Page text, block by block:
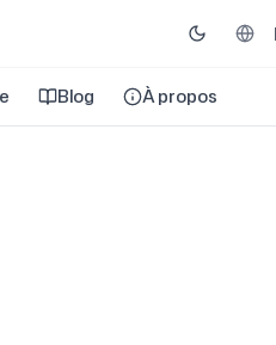
Blog À propos